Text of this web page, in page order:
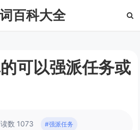
百科大全
可以强派任务或
数 1073 #强派任务